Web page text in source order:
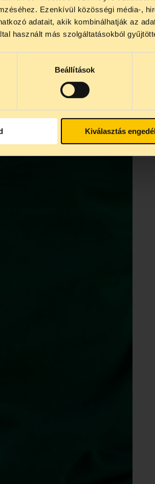
Ezenkívül közösségi média-,
adatait, akik kombinálhatják az
használt más szolgáltatásokból
Beállítások
Kiválasztás
Tájékoztatjuk, hogy
24 között szünetel
. Az első
és 15 óra között lesz
minket.